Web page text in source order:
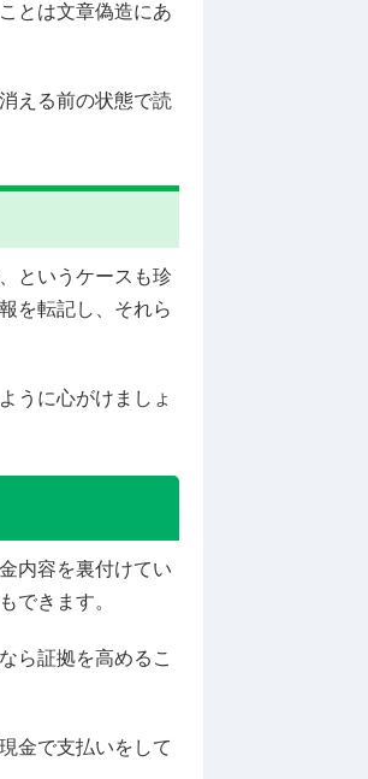
とは文章偽造にあ
える前の状態で読
というケースも珍
を転記し、それら
うに心がけましょ
内容を裏付けてい
できます。
ら証拠を高めるこ
金で支払いをして